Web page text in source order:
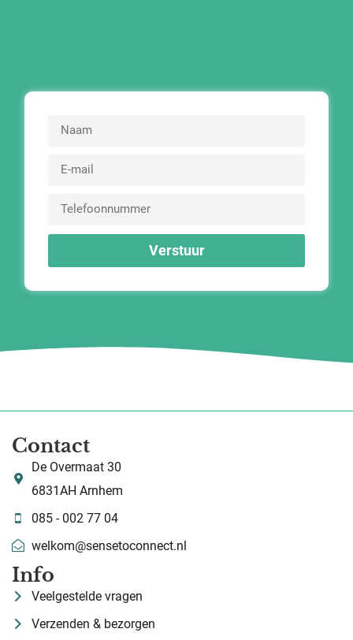
Verstuur
Contact
De Overmaat 30
6831AH Arnhem
085 - 002 77 04
welkom@sensetoconnect.nl
Info
Veelgestelde vragen
Verzenden & bezorgen